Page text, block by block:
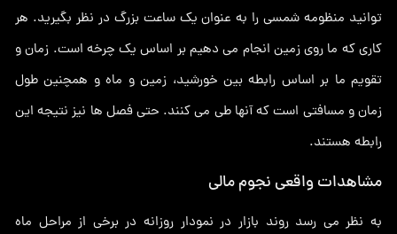
توانید منظومه شمسی را به عنوان یک ساعت بزرگ در نظر بگیرید. هر
کاری که ما روی زمین انجام می دهیم بر اساس یک چرخه است. زمان و
تقویم ما بر اساس رابطه بین خورشید، زمین و ماه و همچنین طول
زمان و مسافتی است که آنها طی می کنند. حتی فصل ها نیز نتیجه این
رابطه هستند.
مشاهدات واقعی نجوم مالی
به نظر می رسد روند بازار در نمودار روزانه در برخی از مراحل ماه